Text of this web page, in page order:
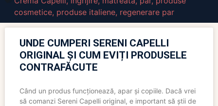
cosmetice, produse italiene, regenerare par
UNDE CUMPERI SERENI CAPELLI
ORIGINAL ȘI CUM EVIȚI PRODUSELE
CONTRAFĂCUTE
Când un produs funcționează, apar și copiile. Dacă vrei
să comanzi Sereni Capelli original, e important să știi de